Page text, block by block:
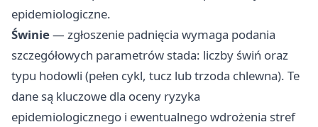
epidemiologiczne.
Świnie— zgłoszenie padnięcia wymaga podania
szczegółowych parametrów stada: liczby świń oraz
typu hodowli (pełen cykl, tucz lub trzoda chlewna). Te
dane są kluczowe dla oceny ryzyka
epidemiologicznego i ewentualnego wdrożenia stref